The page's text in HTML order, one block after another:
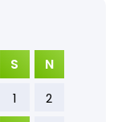
S N
1
2